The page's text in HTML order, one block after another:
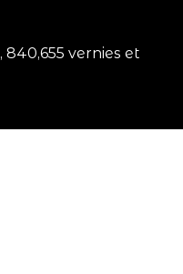
840,655 vernies et